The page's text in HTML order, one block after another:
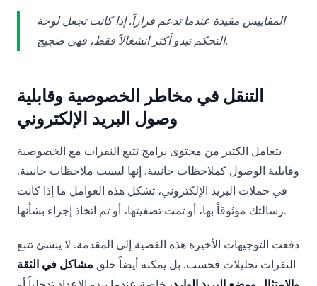
المقاييس مفيدة عندما تدعم قراراً. إذا كانت تجعل لوحة
التحكم تبدو أكثر انشغالاً فقط، فهي ضجيج.
التنقل في مخاطر الخصوصية وقابلية
وصول البريد الإلكتروني
يتعامل الكثير من محتوى برامج تتبع النقرات مع الخصوصية
وقابلية الوصول كملاحظات جانبية. إنها ليست ملاحظات جانبية.
في حملات البريد الإلكتروني، تشكل هذه العوامل ما إذا كانت
رسالتك موثوقاً بها، أو تمت تصفيتها، أو تم اتخاذ إجراء بشأنها.
دفعت التوجيهات الأخيرة هذه القضية إلى المقدمة. لا ينشئ تتبع
النقرات تحليلات فحسب. بل يمكنه أيضاً خلق مشاكل في الثقة